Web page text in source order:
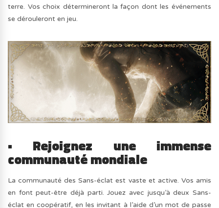
terre. Vos choix détermineront la façon dont les événements
se dérouleront en jeu.
• Rejoignez une immense
communauté mondiale
La communauté des Sans-éclat est vaste et active. Vos amis
en font peut-être déjà parti. Jouez avec jusqu’à deux Sans-
éclat en coopératif, en les invitant à l’aide d’un mot de passe